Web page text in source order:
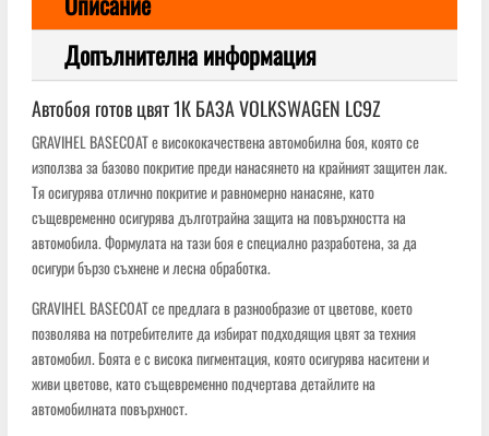
Допълнителна информация
Автобоя готов цвят 1К БАЗА VOLKSWAGEN LC9Z
GRAVIHEL BASECOAT е висококачествена автомобилна боя, която се
използва за базово покритие преди нанасянето на крайният защитен лак.
Тя осигурява отлично покритие и равномерно нанасяне, като
същевременно осигурява дълготрайна защита на повърхността на
автомобила. Формулата на тази боя е специално разработена, за да
осигури бързо съхнене и лесна обработка.
GRAVIHEL BASECOAT се предлага в разнообразие от цветове, което
позволява на потребителите да избират подходящия цвят за техния
автомобил. Боята е с висока пигментация, която осигурява наситени и
живи цветове, като същевременно подчертава детайлите на
автомобилната повърхност.